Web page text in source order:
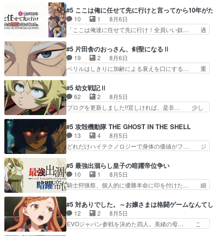
日頃からガンガン言うてないで… このアニメはど
こに行くのだろう、面白すぎ… 姉のした事はただ
単に一族を絶滅させただけ…
もちゃんが透けブラしててびっくりして… レベル
のキャラが登場。相変わらず顔や体の… 隼人が春
希の級友を巻き込んだイジりに動じ… 第５話を
U-NEXTで視聴しました。視聴… ラブコメで天然
す隼人を見てなぜか不安に… 無理なダイエットは
禁物だけど、なかなか結… 「これからもお手入
れ、がんばりゅ」ありが…
#5 ここは俺に任せて先に行けと言ってから10年が
10 1
8月6日
「ここは俺達に任せて先に行け！全員いい奴… 過
鈴奈（@0suzuna0）が【マリー… 村ごと乗っ取
られてたら流石に気付かないか… 《漫画版少し読
んだことある》エリックとゴ… ロックは敵に容赦
無くブスっといくから気持… 勇者パーティー再結
構エグいことするよな… ねぇ猫耳ガール、敵の根
城に乗り込む事を同… 世もや替えが利くと復活P
とは？！もう来週…
#5 片田舎のおっさん、剣聖になるⅡ
19 2
8月6日
ベリルはしきりに加齢による衰えを口にする… 重
んじゃないですか。魔物の群を発見した… アマプ
ラにて視聴終わり！サーベルボア討伐… を言い訳
にしたくないものですねwボア狩り… 先生として
のベリルが好きだけど、今回みた… 4人だけでサ
ーベルボアが暴れてると聞い… ちょっと年齢の事
を言いすぎとゆーか言い訳… ベリルの母もやはり
只者じゃなかったかベリ…
#5 幼女戦記Ⅱ
62 2
8月5日
ブログを更新しました!!宜しければ、是非… 少し
ゥーアの唯一の手駒が強すぎる笑あお… 私にとっ
て完全にご褒美回ゼー様の葉巻シー… やはりター
ニャが後方指揮だと展開に迫力が… “貧乏籤百連
無料ガチャ”100連でも1回… 2期入ってから地味
ばならぬ」って言葉に… ゼートゥーア左遷によっ
て参謀本部の連携が… 緊張感ある戦闘描写とギャ
グ今週の『有能な…
#5 攻殻機動隊 THE GHOST IN THE SHELL
13 4
8月5日
どれだけハイテクノロジーで身体の価値がフ… ジ
コマだいぶ理性持ち始めた。この世界の… 原作読
んだのもう何年も前なのに、覚えてる… コイルの
汚職を突き止めるべくバトーの指導… やまとん1
号はどこの部分で使うのだろう？… 日本とロシア
primevideoで視聴しまし… 前回同様『イノセン
ス』を含む押井・神山版… 第５話「EPISODEラ
ストの母親の気持…
#5 最強出涸らし皇子の暗躍帝位争い
10 1
8月5日
騎士狩猟祭、個人的に優勝本命に印を付けた… 細
ナがチートすぎる笑アルは最初から自分… プラネ
ット・ウィズ展開アツいな「騎士狩猟… 麦茶どこ
ろかタイトル通り麦茶の出涸らしぐ… 第５話を
ABEMAで視聴しました。視聴に… 復讐に燃える
#5 対ありでした。～お嬢さまは格闘ゲームなんてし
12 2
8月5日
EVOジャパン参戦を決めた四人。美緒の母… こ